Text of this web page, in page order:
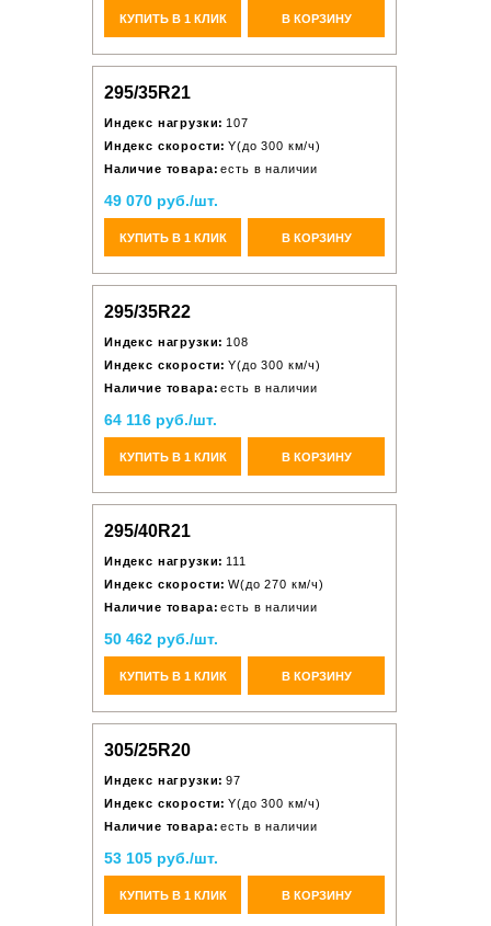
КУПИТЬ В 1 КЛИК В КОРЗИНУ
295/35R21
Индекс нагрузки: 107
Индекс скорости: Y(до 300 км/ч)
Наличие товара: есть в наличии
49 070 руб./шт.
КУПИТЬ В 1 КЛИК В КОРЗИНУ
295/35R22
Индекс нагрузки: 108
Индекс скорости: Y(до 300 км/ч)
Наличие товара: есть в наличии
64 116 руб./шт.
КУПИТЬ В 1 КЛИК В КОРЗИНУ
295/40R21
Индекс нагрузки: 111
Индекс скорости: W(до 270 км/ч)
Наличие товара: есть в наличии
50 462 руб./шт.
КУПИТЬ В 1 КЛИК В КОРЗИНУ
305/25R20
Индекс нагрузки: 97
Индекс скорости: Y(до 300 км/ч)
Наличие товара: есть в наличии
53 105 руб./шт.
КУПИТЬ В 1 КЛИК В КОРЗИНУ